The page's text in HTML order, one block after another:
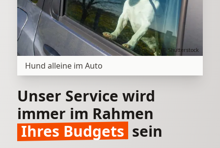
© Shutterstock
Hund alleine im Auto
Unser Service wird
immer im Rahmen
Ihres Budgets sein